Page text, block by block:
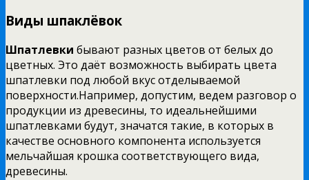
Виды шпаклёвок
Шпатлевки бывают разных цветов от белых до
цветных. Это даёт возможность выбирать цвета
шпатлевки под любой вкус отделываемой
поверхности.Например, допустим, ведем разговор о
продукции из древесины, то идеальнейшими
шпатлевками будут, значатся такие, в которых в
качестве основного компонента используется
мельчайшая крошка соответствующего вида,
древесины.